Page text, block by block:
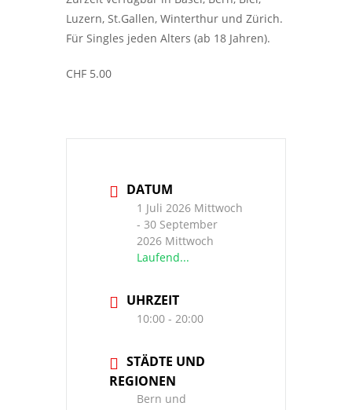
Luzern, St.Gallen, Winterthur und Zürich.
Für Singles jeden Alters (ab 18 Jahren).
CHF 5.00
DATUM
1 Juli 2026 Mittwoch
- 30 September
2026 Mittwoch
Laufend...
UHRZEIT
10:00 - 20:00
STÄDTE UND
REGIONEN
Bern und